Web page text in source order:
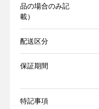
品の場合のみ記
載）
配送区分
保証期間
特記事項